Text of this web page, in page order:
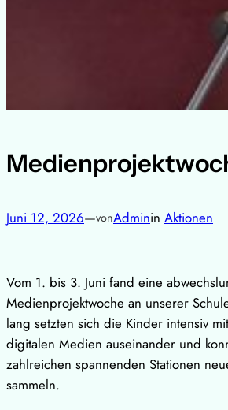
Juni 12, 2026—vonAdminin Aktionen
Vom 1. bis 3. Juni fand eine
Medienprojektwoche an unserer
lang setzten sich die Kinder intensiv
digitalen Medien auseinander und
zahlreichen spannenden Stationen
sammeln.